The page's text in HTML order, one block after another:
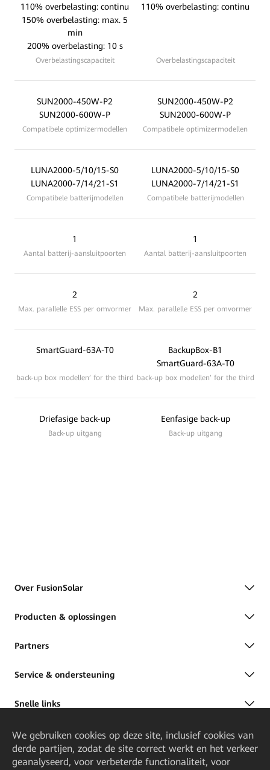
110% overbelasting: continu
150% overbelasting: max. 5
min
200% overbelasting: 10 s
Overbelastingscapaciteit
SUN2000-450W-P2
SUN2000-600W-P
Compatibele optimizermodellen
LUNA2000-5/10/15-S0
LUNA2000-7/14/21-S1
Compatibele batterijmodellen
1
Aantal batterij-aansluitpoorten
2
Max. parallelle ESS per omvormer
SmartGuard-63A-T0
back-up box modellen’ for the third
Driefasige back-up
Back-up uitgang
110% overbelasting: continu
Overbelastingscapaciteit
SUN2000-450W-P2
SUN2000-600W-P
Compatibele optimizermodellen
LUNA2000-5/10/15-S0
LUNA2000-7/14/21-S1
Compatibele batterijmodellen
1
Aantal batterij-aansluitpoorten
2
Max. parallelle ESS per omvormer
BackupBox-B1
SmartGuard-63A-T0
back-up box modellen’ for the third
Eenfasige back-up
Back-up uitgang
Over FusionSolar
Producten & oplossingen
Partners
Service & ondersteuning
Snelle links
We gebruiken cookies op deze site, inclusief cookies van
derde partijen, zodat de site correct werkt en het verkeer
geanalyseerd, voor verbeterde functionaliteit, voor